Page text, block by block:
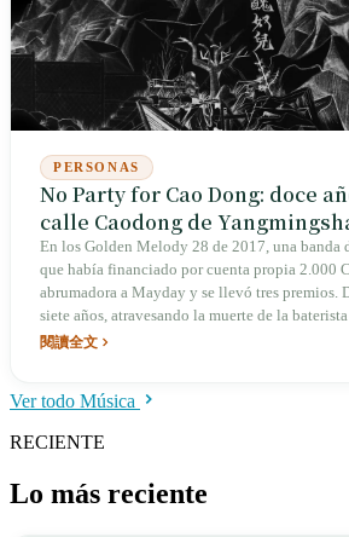
PERSONAS
No Party for Cao Dong: doce
calle Caodong de
Premios Golden Melody a
En los Golden Melody 28 de 2017, una banda
que había financiado por cuenta propia 2.000
abrumadora a Mayday y se llevó tres premios.
siete años, atravesando la muerte de la baterista
hotel de cuarentena y dos años de silencio. En
Banda, y su mánager recibió los premios en su
escenario».
閱讀全文
Ver todo Música
RECIENTE
Lo más reciente